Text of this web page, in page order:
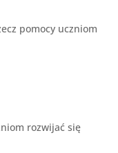
pomocy uczniom
rozwijać się